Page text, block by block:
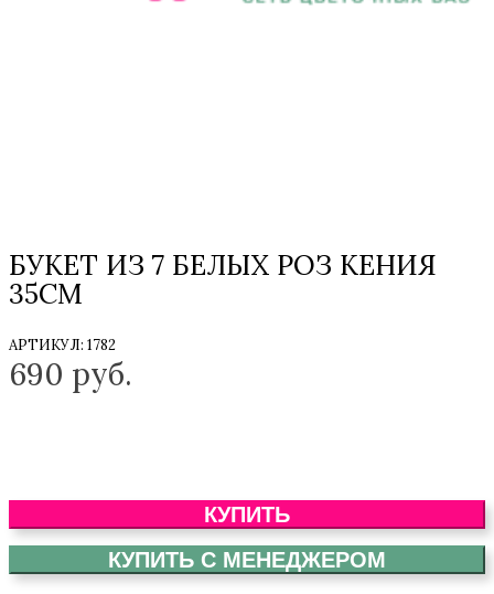
БУКЕТ ИЗ 7 БЕЛЫХ РОЗ КЕНИЯ
35СМ
АРТИКУЛ: 1782
690 руб.
КУПИТЬ
КУПИТЬ С МЕНЕДЖЕРОМ